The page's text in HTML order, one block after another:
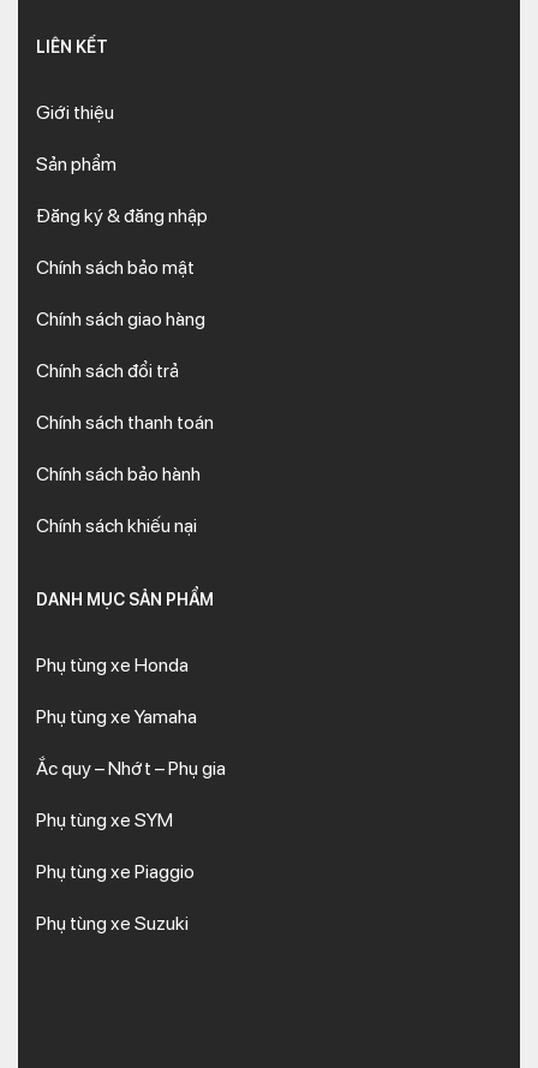
LIÊN KẾT
Giới thiệu
Sản phẩm
Đăng ký & đăng nhập
Chính sách bảo mật
Chính sách giao hàng
Chính sách đổi trả
Chính sách thanh toán
Chính sách bảo hành
Chính sách khiếu nại
DANH MỤC SẢN PHẨM
Phụ tùng xe Honda
Phụ tùng xe Yamaha
Ắc quy – Nhớt – Phụ gia
Phụ tùng xe SYM
Phụ tùng xe Piaggio
Phụ tùng xe Suzuki